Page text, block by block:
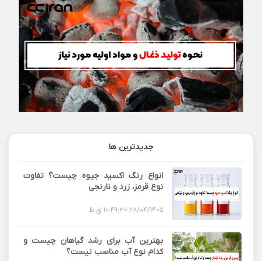
جدیدترین ها
انواع رنگ اکسید جیوه چیست؟ تفاوت
نوع قرمز، زرد و نارنجی
28/04/1405 10:49:30 ق.ظ
بهترین آب برای رشد گیاهان چیست و
کدام نوع آب مناسب نیست؟